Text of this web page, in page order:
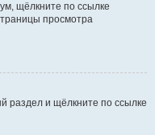
щёлкните по ссылке
просмотра
раздел и щёлкните по ссылке